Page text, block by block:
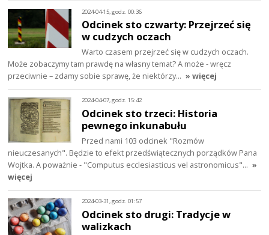
2024-04-15, godz. 00:36
Odcinek sto czwarty: Przejrzeć się
w cudzych oczach
Warto czasem przejrzeć się w cudzych oczach.
Może zobaczymy tam prawdę na własny temat? A może - wręcz
przeciwnie – zdamy sobie sprawę, że niektórzy… » więcej
2024-04-07, godz. 15:42
Odcinek sto trzeci: Historia
pewnego inkunabułu
Przed nami 103 odcinek "Rozmów
nieuczesanych". Będzie to efekt przedświątecznych porządków Pana
Wojtka. A poważnie - "Computus ecclesiasticus vel astronomicus"… »
więcej
2024-03-31, godz. 01:57
Odcinek sto drugi: Tradycje w
walizkach